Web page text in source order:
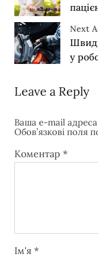
Next
у
Leave a Reply
Ваша e-mail
Обов’язкові поля
Коментар *
Ім'я *